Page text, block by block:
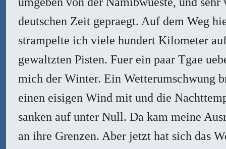
deutschen Zeit gepraegt. Auf dem Weg
strampelte ich viele hundert Kilometer
gewaltzten Pisten. Fuer ein paar Tgae
mich der Winter. Ein Wetterumschwung
einen eisigen Wind mit und die
sanken auf unter Null. Da kam meine
an ihre Grenzen. Aber jetzt hat sich das